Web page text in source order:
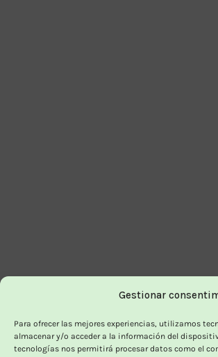
Gestionar
Para ofrecer las mejores experiencias, utilizamos
almacenar y/o acceder a la información del
tecnologías nos permitirá procesar datos como el